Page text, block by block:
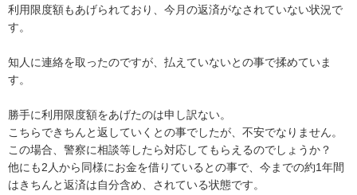
利用限度額もあげられており、今月の返済がなされていない状況で
す。
知人に連絡を取ったのですが、払えていないとの事で揉めていま
す。
勝手に利用限度額をあげたのは申し訳ない。
こちらできちんと返していくとの事でしたが、不安でなりません。
この場合、警察に相談等したら対応してもらえるのでしょうか？
他にも2人から同様にお金を借りているとの事で、今までの約1年間
はきちんと返済は自分含め、されている状態です。